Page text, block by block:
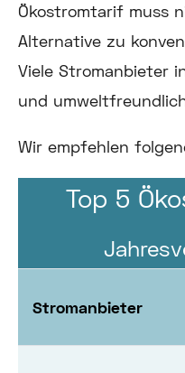
Ökostromtarif muss
Alternative zu
Viele Stromanbieter
und
Wir empfehlen
Top 5
Stromanbieter